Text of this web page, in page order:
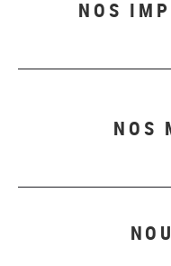
NOS
NOS